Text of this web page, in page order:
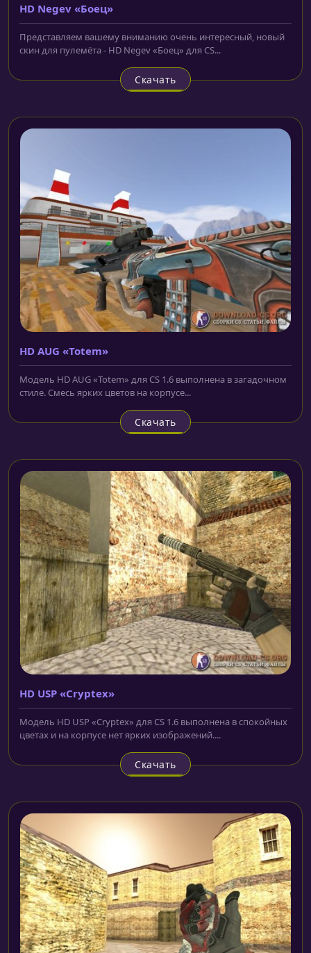
HD Negev «Боец»
Представляем вашему вниманию очень интересный, новый
скин для пулемёта - HD Negev «Боец» для CS...
Скачать
HD AUG «Totem»
Модель HD AUG «Totem» для CS 1.6 выполнена в загадочном
стиле. Смесь ярких цветов на корпусе...
Скачать
HD USP «Cryptex»
Модель HD USP «Cryptex» для CS 1.6 выполнена в спокойных
цветах и на корпусе нет ярких изображений....
Скачать